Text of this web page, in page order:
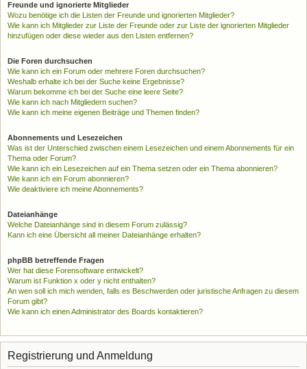
Freunde und ignorierte Mitglieder
Wozu benötige ich die Listen der Freunde und ignorierten Mitglieder?
Wie kann ich Mitglieder zur Liste der Freunde oder zur Liste der ignorierten Mitglieder
hinzufügen oder diese wieder aus den Listen entfernen?
Die Foren durchsuchen
Wie kann ich ein Forum oder mehrere Foren durchsuchen?
Weshalb erhalte ich bei der Suche keine Ergebnisse?
Warum bekomme ich bei der Suche eine leere Seite?
Wie kann ich nach Mitgliedern suchen?
Wie kann ich meine eigenen Beiträge und Themen finden?
Abonnements und Lesezeichen
Was ist der Unterschied zwischen einem Lesezeichen und einem Abonnements für ein
Thema oder Forum?
Wie kann ich ein Lesezeichen auf ein Thema setzen oder ein Thema abonnieren?
Wie kann ich ein Forum abonnieren?
Wie deaktiviere ich meine Abonnements?
Dateianhänge
Welche Dateianhänge sind in diesem Forum zulässig?
Kann ich eine Übersicht all meiner Dateianhänge erhalten?
phpBB betreffende Fragen
Wer hat diese Forensoftware entwickelt?
Warum ist Funktion x oder y nicht enthalten?
An wen soll ich mich wenden, falls es Beschwerden oder juristische Anfragen zu diesem
Forum gibt?
Wie kann ich einen Administrator des Boards kontaktieren?
Registrierung und Anmeldung